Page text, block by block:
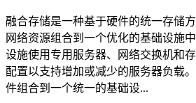
融合存储是一种基于硬件的统一存储
网络资源组合到一个优化的基础设施
设施使用专用服务器、网络交换机和
配置以支持增加或减少的服务器负载
件组合到一个统一的基础设...